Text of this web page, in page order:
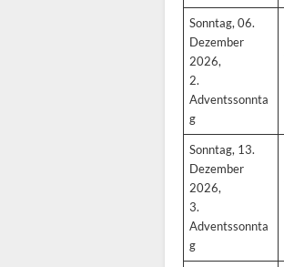
Sonntag, 06.
Dezember
2026,
2.
Adventssonnta
g
Sonntag, 13.
Dezember
2026,
3.
Adventssonnta
g